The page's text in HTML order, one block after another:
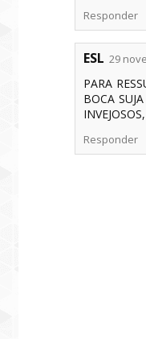
Responder
ESL 29
PARA
BOCA
Responder